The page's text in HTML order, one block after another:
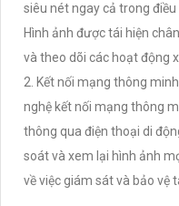
siêu nét ngay cả trong điều
Hình ảnh được tái hiện
và theo dõi các hoạt động
2. Kết nối mạng thông
nghệ kết nối mạng thông
thông qua điện thoại di
soát và xem lại hình ảnh
về việc giám sát và bảo vệ